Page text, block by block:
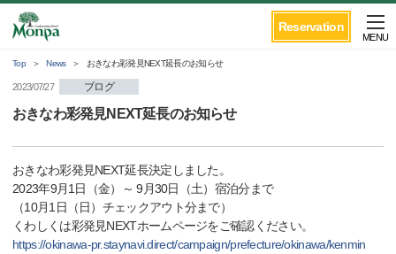
Reservation
MENU
Top News おきなわ彩発見NEXT延長のお知らせ
2023/07/27 ブログ
おきなわ彩発見NEXT延長のお知らせ
おきなわ彩発見NEXT延長決定しました。
2023年9月1日（金）～ 9月30日（土）宿泊分まで
（10月1日（日）チェックアウト分まで）
くわしくは彩発見NEXTホームページをご確認ください。
https://okinawa-pr.staynavi.direct/campaign/prefecture/okinawa/kenmin